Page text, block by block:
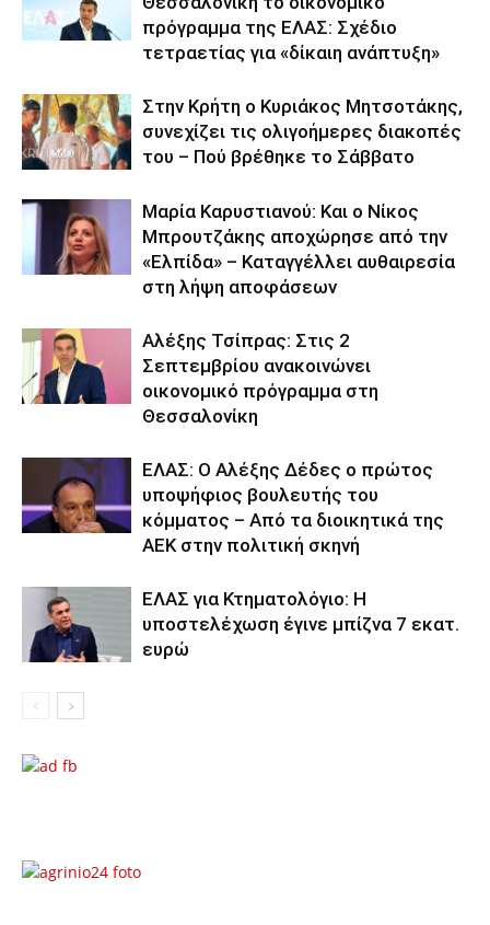
πρόγραμμα της ΕΛΑΣ: Σχέδιο
τετραετίας για «δίκαιη ανάπτυξη»
Στην Κρήτη ο Κυριάκος Μητσοτάκης,
συνεχίζει τις ολιγοήμερες διακοπές
του – Πού βρέθηκε το Σάββατο
Μαρία Καρυστιανού: Και ο Νίκος
Μπρουτζάκης αποχώρησε από την
«Ελπίδα» – Καταγγέλλει αυθαιρεσία
στη λήψη αποφάσεων
Αλέξης Τσίπρας: Στις 2
Σεπτεμβρίου ανακοινώνει
οικονομικό πρόγραμμα στη
Θεσσαλονίκη
ΕΛΑΣ: Ο Αλέξης Δέδες ο πρώτος
υποψήφιος βουλευτής του
κόμματος – Από τα διοικητικά της
ΑΕΚ στην πολιτική σκηνή
ΕΛΑΣ για Κτηματολόγιο: Η
υποστελέχωση έγινε μπίζνα 7 εκατ.
ευρώ